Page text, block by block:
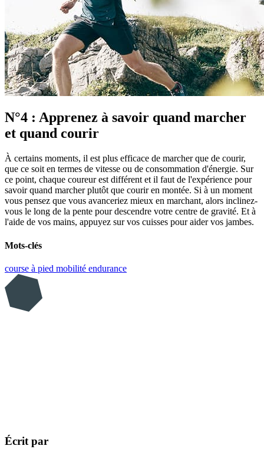
N°4 : Apprenez à savoir quand marcher
et quand courir
À certains moments, il est plus efficace de marcher que de courir,
que ce soit en termes de vitesse ou de consommation d'énergie. Sur
ce point, chaque coureur est différent et il faut de l'expérience pour
savoir quand marcher plutôt que courir en montée. Si à un moment
vous pensez que vous avanceriez mieux en marchant, alors inclinez-
vous le long de la pente pour descendre votre centre de gravité. Et à
l'aide de vos mains, appuyez sur vos cuisses pour aider vos jambes.
Mots-clés
course à pied mobilité endurance
Écrit par